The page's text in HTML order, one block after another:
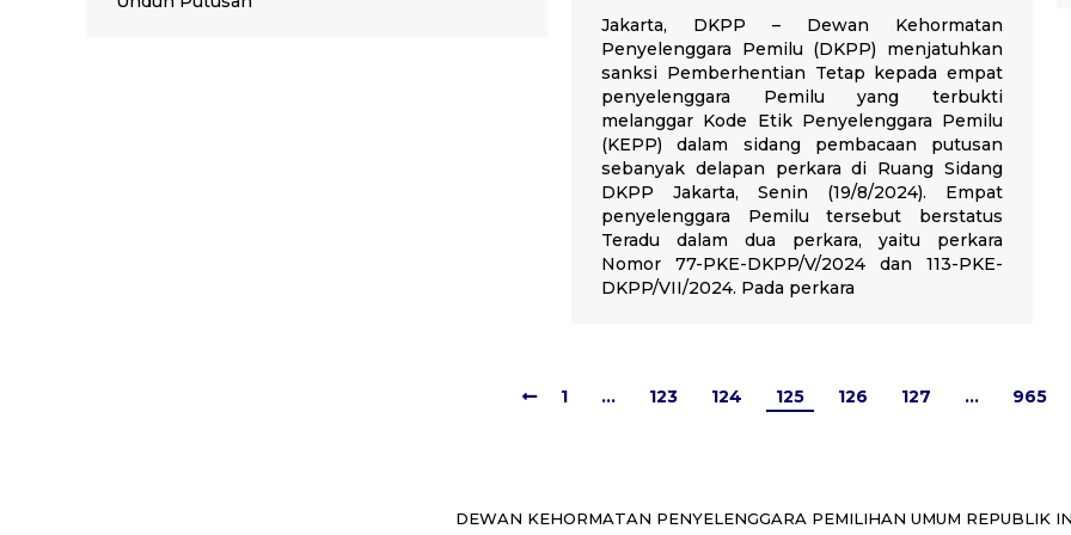
Jakarta, DKPP – Dewan Kehormatan
Penyelenggara Pemilu (DKPP) menjatuhkan
sanksi Pemberhentian Tetap kepada empat
penyelenggara Pemilu yang terbukti
melanggar Kode Etik Penyelenggara Pemilu
(KEPP) dalam sidang pembacaan putusan
sebanyak delapan perkara di Ruang Sidang
DKPP Jakarta, Senin (19/8/2024). Empat
penyelenggara Pemilu tersebut berstatus
Teradu dalam dua perkara, yaitu perkara
Nomor 77-PKE-DKPP/V/2024 dan 113-PKE-
DKPP/VII/2024. Pada perkara
1 … 123 124 125 126 127 … 965
DEWAN KEHORMATAN PENYELENGGARA PEMILIHAN UMUM REPUBLIK